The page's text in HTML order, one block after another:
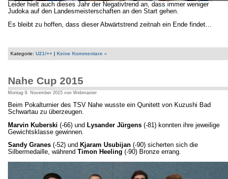
Leider hielt auch dieses Jahr der Negativtrend an, dass immer weniger
Judoka auf den Landesmeisterschaften an den Start gehen.
Es bleibt zu hoffen, dass dieser Abwärtstrend zeitnah ein Ende findet…
Kategorie: U21/++ | Keine Kommentare »
Nahe Cup 2015
Montag 9. November 2015 von Webmaster
Beim Pokalturnier des TSV Nahe wusste ein Qunitett von Kuzushi Bad
Schwartau zu überzeugen.
Marvin Kuberski (-66) und Lysander Jürgens (-81) konnten ihre jeweilige
Gewichtsklasse gewinnen.
Sandy Granes (-52) und Kjaram Usubijan (-90) sicherten sich die
Silbermedaille, während Timon Heeling (-90) Bronze errang.